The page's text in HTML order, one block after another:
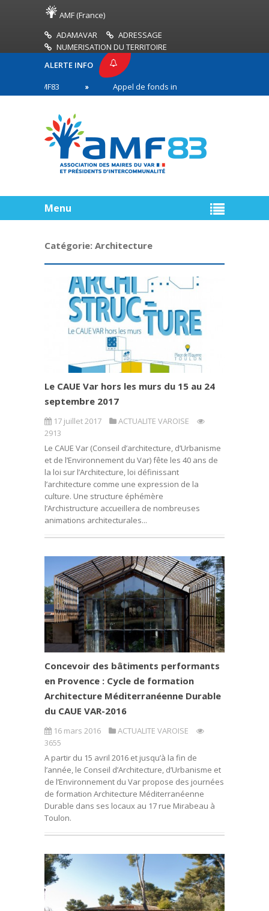
AMF (France)
ADAMAVAR
ADRESSAGE
NUMERISATION DU TERRITOIRE
ALERTE INFO
Appel de fonds incendies de forêt
première ligne
Menu
Catégorie: Architecture
Le CAUE Var hors les murs du 15 au 24
septembre 2017
17 juillet 2017
ACTUALITE VAROISE
2913
Le CAUE Var (Conseil d’architecture, d’Urbanisme
et de l’Environnement du Var) fête les 40 ans de
la loi sur l’Architecture, loi définissant
l’architecture comme une expression de la
culture. Une structure éphémère
l’Archistructure accueillera de nombreuses
animations architecturales...
Concevoir des bâtiments performants
en Provence : Cycle de formation
Architecture Méditerranéenne Durable
du CAUE VAR-2016
16 mars 2016
ACTUALITE VAROISE
3655
A partir du 15 avril 2016 et jusqu’à la fin de
l’année, le Conseil d’Architecture, d’Urbanisme et
de l’Environnement du Var propose des journées
de formation Architecture Méditerranéenne
Durable dans ses locaux au 17 rue Mirabeau à
Toulon.